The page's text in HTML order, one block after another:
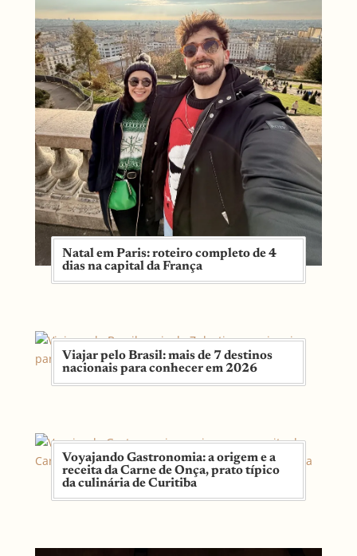
Natal em Paris: roteiro completo de 4
dias na capital da França
Viajar pelo Brasil: mais de 7 destinos
nacionais para conhecer em 2026
Voyajando Gastronomia: a origem e a
receita da Carne de Onça, prato típico
da culinária de Curitiba